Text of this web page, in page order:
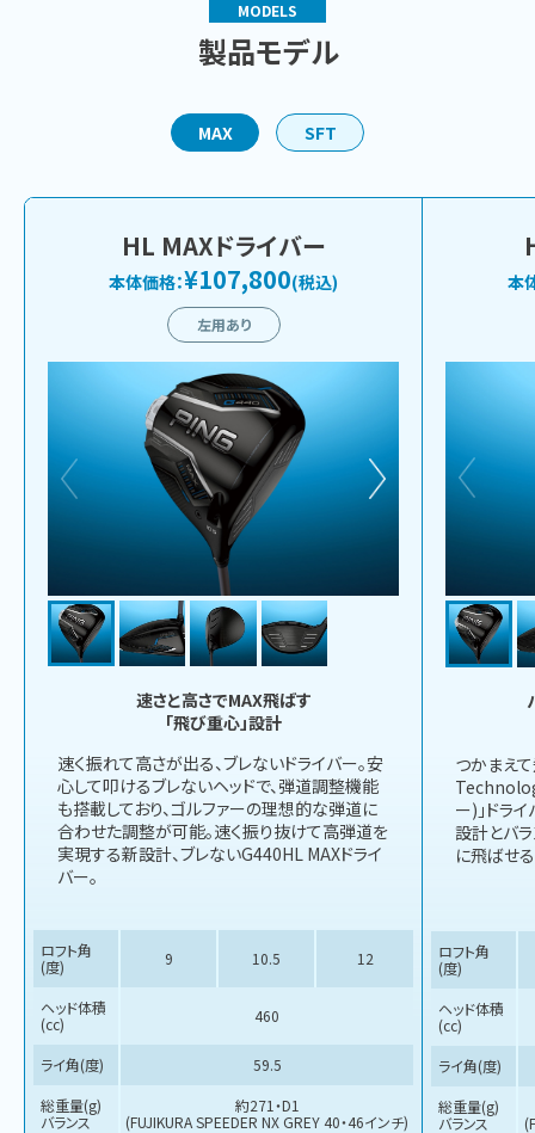
MODELS
製品モデル
MAX SFT
HL MAXドライバー
本体価格：¥107,800(税込)
左用あり
速さと高さでMAX飛ばす
「飛び重心」設計
速く振れて高さが出る、ブレないドライバー。安
心して叩けるブレないヘッドで、弾道調整機能
も搭載しており、ゴルファーの理想的な弾道に
合わせた調整が可能。速く振り抜けて高弾道を
実現する新設計、ブレないG440HL MAXドライ
バー。
ロフト角
(度)
9 10.5 12
ヘッド体積
(cc)
460
ライ角(度)
59.5
総重量(g)
バランス
約271・D1
(FUJIKURA SPEEDER NX GREY 40・46インチ)
本
つかまえ
ー)」ドラ
設計とバ
に飛ばせ
ロフト角
(度)
ヘッド体積
(cc)
ライ角(度)
総重量(g)
バランス